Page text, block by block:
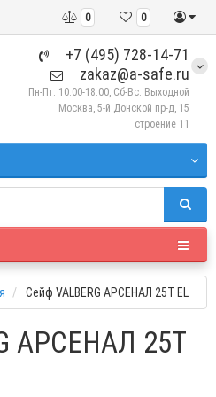
0
0
+7 (495) 728-14-71
zakaz@a-safe.ru
Пн-Пт: 10:00-18:00, Сб-Вс: Выходной
Москва, 5-й Донской пр-д, 15
строение 11
Сейф VALBERG АРСЕНАЛ 25T EL
АРСЕНАЛ 25T